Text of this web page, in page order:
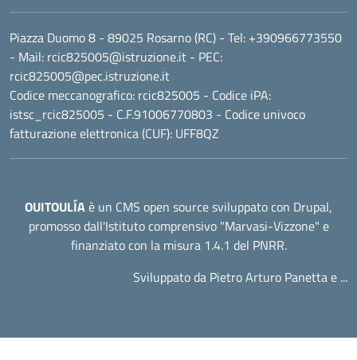
Piazza Duomo 8 - 89025 Rosarno (RC) - Tel: +390966773550
- Mail: rcic825005@istruzione.it - PEC:
rcic825005@pec.istruzione.it
Codice meccanografico: rcic825005 - Codice iPA:
istsc_rcic825005 - C.F.91006770803 - Codice univoco
fatturazione elettronica (CUF): UFF8QZ
OUITOULÍAè un CMS open source sviluppato con Drupal,
promosso dall'Istituto comprensivo "Marvasi-Vizzone" e
finanziato con la misura 1.4.1 del PNRR.
Sviluppato da Pietro Arturo Panetta e ...